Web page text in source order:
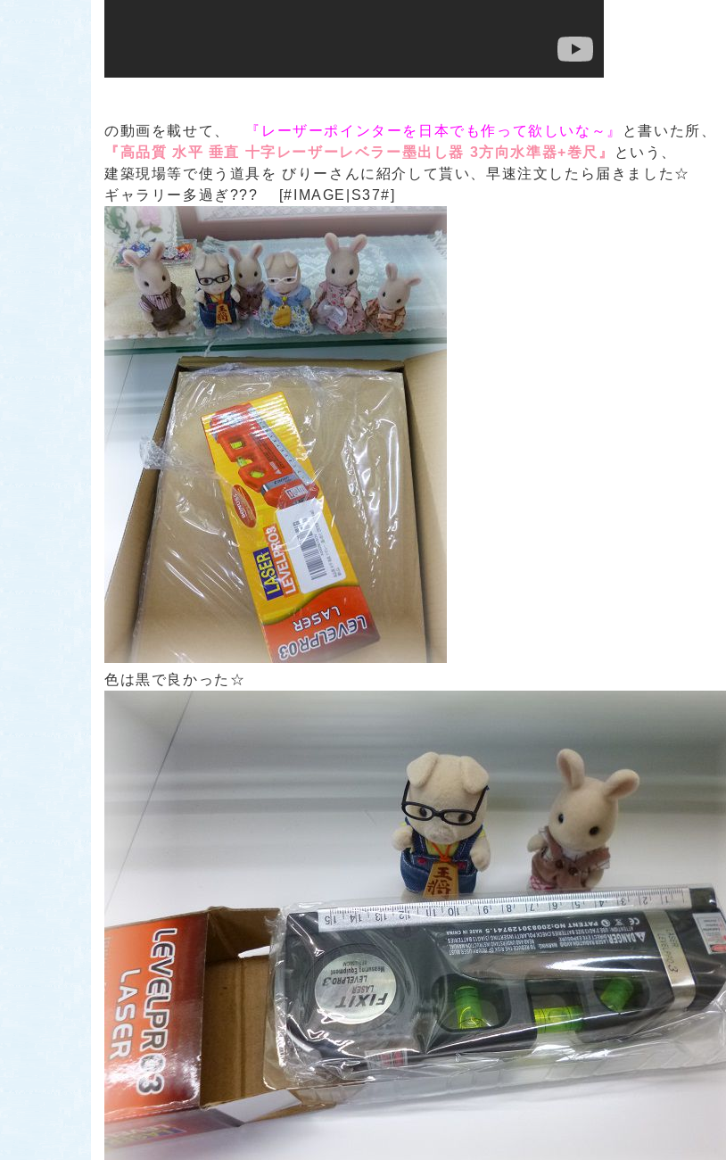
の動画を載せて、 『レーザーポインターを日本でも作って欲しいな～』
と書いた所、
『高品質 水平 垂直 十字レーザーレベラー墨出し器 3方向水準器+巻尺』
という、
建築現場等で使う道具を びりーさんに紹介して貰い、早速注文したら届きました☆
ギャラリー多過ぎ??? [#IMAGE|S37#]
色は黒で良かった☆